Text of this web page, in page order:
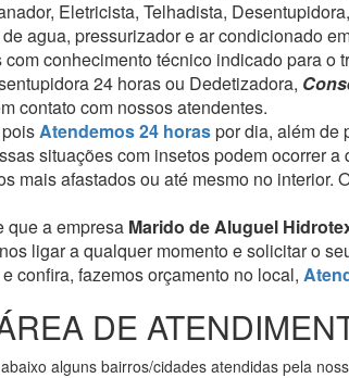
Eletricista, Telhadista,
agua, pressurizador e ar condicionado
conhecimento técnico indicado para o
24 horas ou Dedetizadora,
contato com nossos atendentes.
Atendemos 24 horaspor dia, além de
situações com insetos podem ocorrer a
mais afastados ou até mesmo no interior.
que a empresa Marido de Aluguel
ligar a qualquer momento e solicitar o
confira, fazemos orçamento no local,
DE
alguns bairros/cidades atendidas pela